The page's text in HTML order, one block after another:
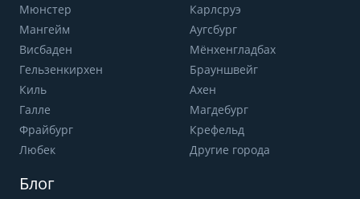
Мюнстер
Карлсруэ
Мангейм
Аугсбург
Висбаден
Мёнхенгладбах
Гельзенкирхен
Брауншвейг
Киль
Ахен
Галле
Магдебург
Фрайбург
Крефельд
Любек
Другие города
Блог